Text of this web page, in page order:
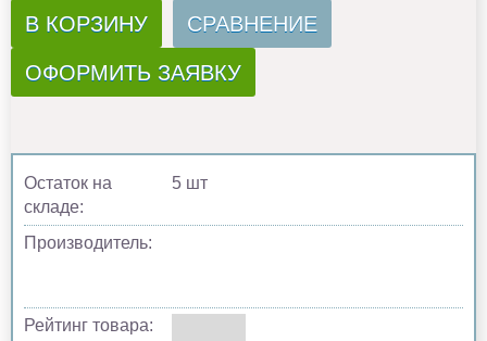
В КОРЗИНУ СРАВНЕНИЕ
ОФОРМИТЬ ЗАЯВКУ
Остаток на
складе:
5 шт
Производитель:
Рейтинг товара: